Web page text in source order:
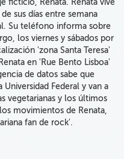
ficticio, Renata. Renata vive
sus días entre semana
Su teléfono informa sobre
los viernes y sábados por
'zona Santa Teresa'
en 'Rue Bento Lisboa'
de datos sabe que
Federal y van a
vegetarianas y los últimos
movimientos de Renata,
fan de rock'.